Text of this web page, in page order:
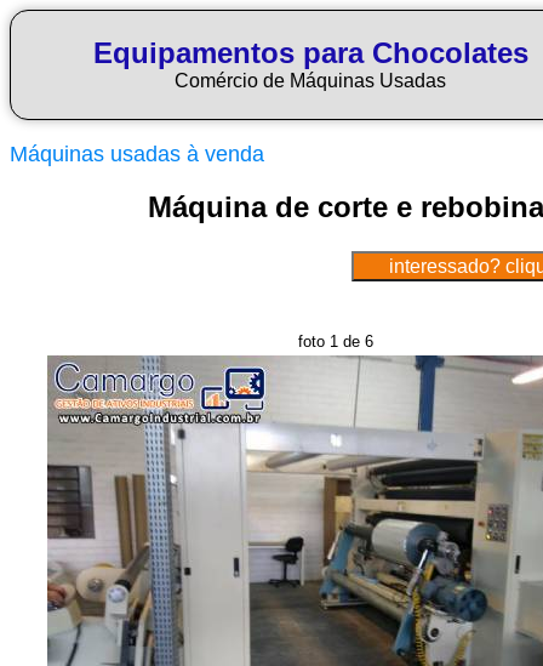
Equipamentos para Chocolates
Comércio de Máquinas Usadas
Máquinas usadas à venda
Máquina de corte e
foto 1 de 6